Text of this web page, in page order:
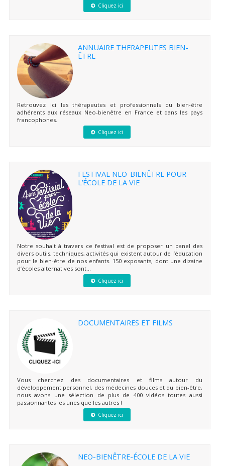
Cliquez ici
ANNUAIRE THERAPEUTES BIEN-
ÊTRE
Retrouvez ici les thérapeutes et professionnels du bien-être
adhérents aux réseaux Neo-bienêtre en France et dans les pays
francophones.
Cliquez ici
FESTIVAL NEO-BIENÊTRE POUR
L’ÉCOLE DE LA VIE
Notre souhait à travers ce festival est de proposer un panel des
divers outils, techniques, activités qui existent autour de l’éducation
pour le bien-être de nos enfants. 150 exposants, dont une dizaine
d’écoles alternatives sont...
Cliquez ici
DOCUMENTAIRES ET FILMS
Vous cherchez des documentaires et films autour du
développement personnel, des médecines douces et du bien-être,
nous avons une sélection de plus de 400 vidéos toutes aussi
passionnantes les unes que les autres !
Cliquez ici
NEO-BIENÊTRE-ÉCOLE DE LA VIE